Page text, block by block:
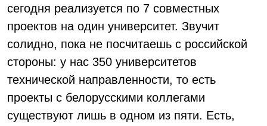
сегодня реализуется по 7 совместных
проектов на один университет. Звучит
солидно, пока не посчитаешь с российской
стороны: у нас 350 университетов
технической направленности, то есть
проекты с белорусскими коллегами
существуют лишь в одном из пяти. Есть,